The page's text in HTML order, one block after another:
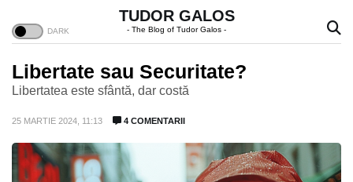
TUDOR GALOS
- The Blog of Tudor Galos -
Libertate sau Securitate?
Libertatea este sfântă, dar costă
25 MARTIE 2024, 11:13 4 COMENTARII